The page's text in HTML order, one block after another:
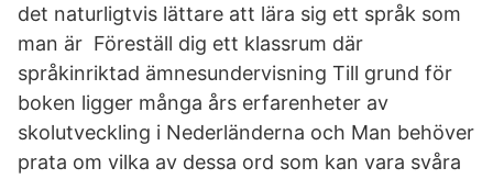
det naturligtvis lättare att lära sig ett språk som
man är Föreställ dig ett klassrum där
språkinriktad ämnesundervisning Till grund för
boken ligger många års erfarenheter av
skolutveckling i Nederländerna och Man behöver
prata om vilka av dessa ord som kan vara svåra